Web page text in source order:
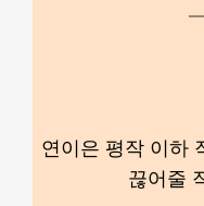
연이은 평작 이하
끊어줄